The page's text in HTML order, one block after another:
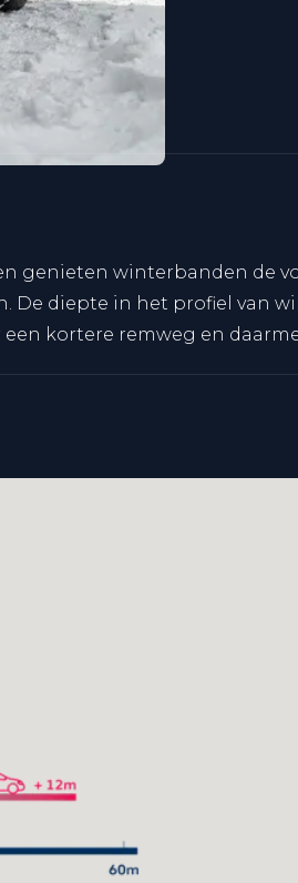
genieten winterbanden de
diepte in het profiel van
kortere remweg en